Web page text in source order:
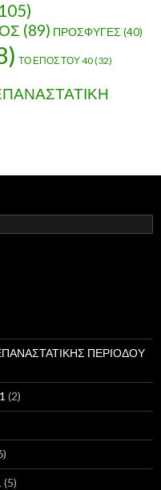
(89) ΠΡΟΣΦΥΓΕΣ (40)
ΤΟ ΕΠΟΣ ΤΟΥ 40(32)
ΠΕΡΙΟΔΟΥ
(2)
(5)